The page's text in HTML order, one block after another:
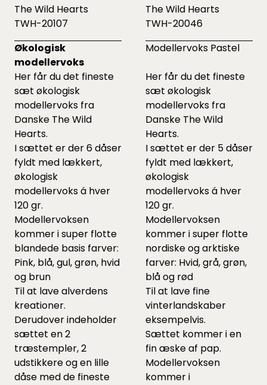
The Wild Hearts
TWH-20107
Økologisk
modellervoks
Her får du det fineste
sæt økologisk
modellervoks fra
Danske The Wild
Hearts.
I sættet er der 6 dåser
fyldt med lækkert,
økologisk
modellervoks á hver
120 gr.
Modellervoksen
kommer i super flotte
blandede basis farver:
Pink, blå, gul, grøn, hvid
og brun
Til at lave alverdens
kreationer.
Derudover indeholder
sættet en 2
træstempler, 2
udstikkere og en lille
dåse med de fineste
The Wild Hearts
TWH-20046
Modellervoks Pastel
Her får du det fineste
sæt økologisk
modellervoks fra
Danske The Wild
Hearts.
I sættet er der 5 dåser
fyldt med lækkert,
økologisk
modellervoks á hver
120 gr.
Modellervoksen
kommer i super flotte
nordiske og arktiske
farver: Hvid, grå, grøn,
blå og rød
Til at lave fine
vinterlandskaber
eksempelvis.
Sættet kommer i en
fin æske af pap.
Modellervoksen
kommer i